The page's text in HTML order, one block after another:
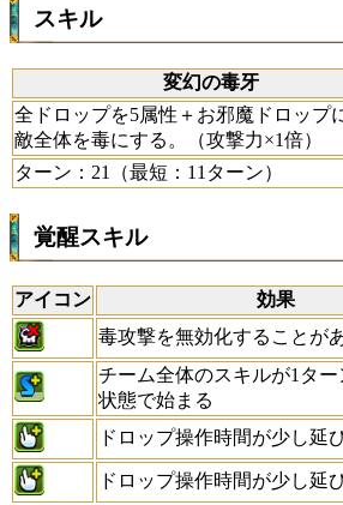
スキル
変幻の毒牙
全ドロップを5属性＋お邪魔ドロップ
敵全体を毒にする。（攻撃力×1倍）
ターン：21（最短：11ターン）
覚醒スキル
アイコン
効果
毒攻撃を無効化することが
チーム全体のスキルが1ター
状態で始まる
ドロップ操作時間が少し延
ドロップ操作時間が少し延